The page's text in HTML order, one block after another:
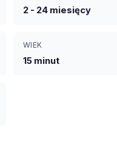
2 - 24 miesięcy
WIEK
15 minut